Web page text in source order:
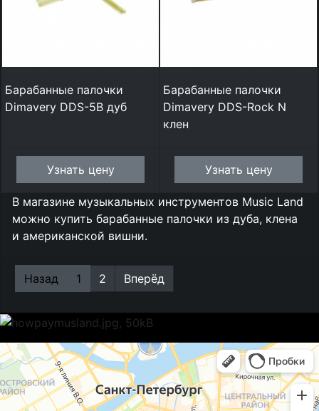
Барабанные палочки
Dimavery DDS-5B дуб
Узнать цену
Барабанные палочки
Dimavery DDS-Rock N
клен
Узнать цену
В магазине музыкальных инструментов Music Land
можно купить барабанные палочки из дуба, клена
и американской вишни.
Назад 1 2 Вперёд